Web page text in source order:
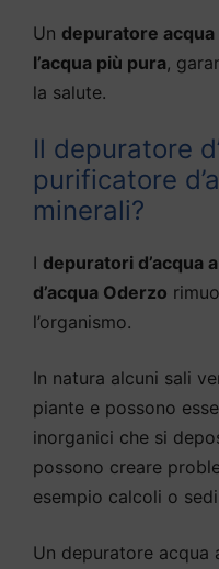
Un depuratore
l’acqua più pura,
la salute.
Il depuratore
purificatore
minerali?
I depuratori d’acqua
d’acqua Oderzo
l’organismo.
In natura alcuni sali
piante e possono
inorganici che si
possono creare
esempio calcoli o
Un depuratore acqua